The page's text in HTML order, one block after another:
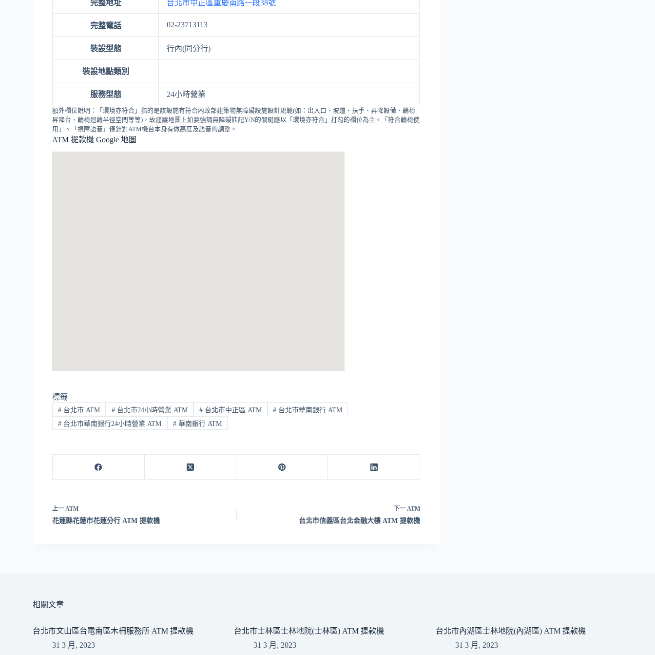
完整地址 台北市中正區重慶南路一段38號
完整電話 02-23713113
裝設型態 行內(同分行)
裝設地點類別
服務型態 24小時營業
額外欄位說明：「環境亦符合」指的是該設施有符合內政部建築物無障礙設施設計規範(如：出入口、坡道、扶手、昇降設備、輪椅
昇降台、輪椅迴轉半徑空間等等)，故建議地圖上如要強調無障礙註記Y/N的關鍵應以「環境亦符合」打勾的欄位為主。「符合輪椅使
用」、「視障語音」僅針對ATM機台本身有做高度及語音的調整。
ATM 提款機 Google 地圖
標籤
# 台北市 ATM #台北市24小時營業 ATM #台北市中正區 ATM # 台北市華南銀行 ATM
# 台北市華南銀行24小時營業 ATM #華南銀行 ATM
上一ATM
花蓮縣花蓮市花蓮分行 ATM 提款機
下一 ATM
台北市信義區台北金融大樓 ATM 提款機
相關文章
台北市文山區台電南區木柵服務所 ATM 提款機
31 3 月, 2023
台北市士林區士林地院(士林區) ATM 提款機
31 3 月, 2023
台北市內湖區士林地院(內湖區) ATM 提款機
31 3 月, 2023